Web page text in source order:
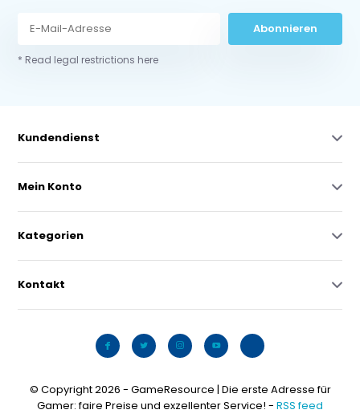
Abonnieren
* Read legal restrictions here
Kundendienst
Mein Konto
Kategorien
Kontakt
© Copyright 2026 - GameResource | Die erste Adresse für
Gamer: faire Preise und exzellenter Service! - RSS feed